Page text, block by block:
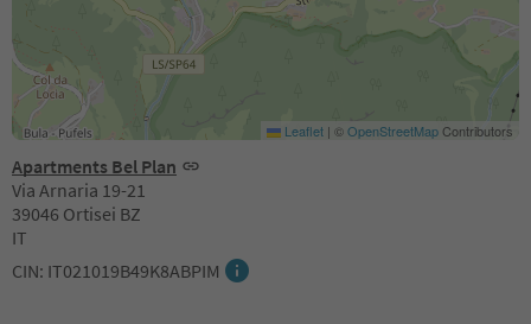
Apartments Bel Plan
Via Arnaria 19-21
39046 Ortisei BZ
IT
CIN: IT021019B49K8ABPIM
Leaflet | ©OpenStreetMapContributors